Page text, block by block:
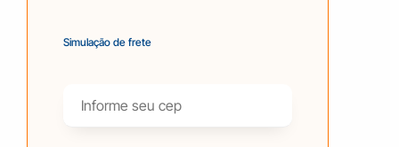
Simulação de frete